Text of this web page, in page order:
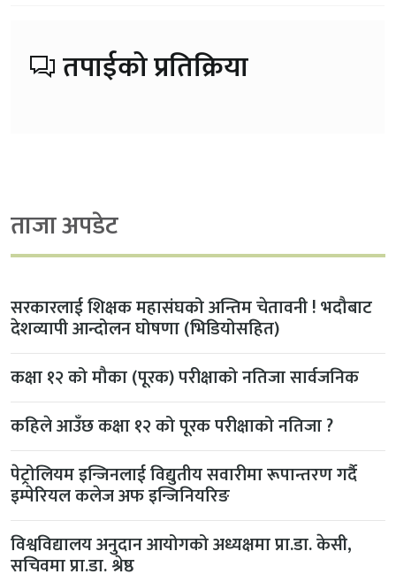
तपाईको प्रतिक्रिया
ताजा अपडेट
सरकारलाई शिक्षक महासंघको अन्तिम चेतावनी ! भदौबाट
देशव्यापी आन्दोलन घोषणा (भिडियोसहित)
कक्षा १२ को मौका (पूरक) परीक्षाको नतिजा सार्वजनिक
कहिले आउँछ कक्षा १२ को पूरक परीक्षाको नतिजा ?
पेट्रोलियम इन्जिनलाई विद्युतीय सवारीमा रूपान्तरण गर्दै
इम्पेरियल कलेज अफ इन्जिनियरिङ
विश्वविद्यालय अनुदान आयोगको अध्यक्षमा प्रा.डा. केसी,
सचिवमा प्रा.डा. श्रेष्ठ